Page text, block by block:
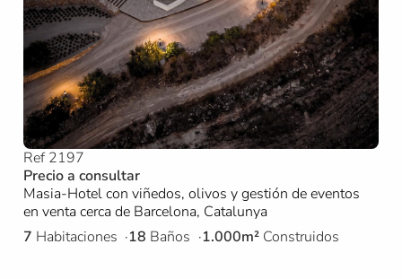
Ref 2197
Precio a consultar
Masia-Hotel con viñedos, olivos y gestión de eventos
en venta cerca de Barcelona, Catalunya
7 Habitaciones 18 Baños 1.000m² Construidos